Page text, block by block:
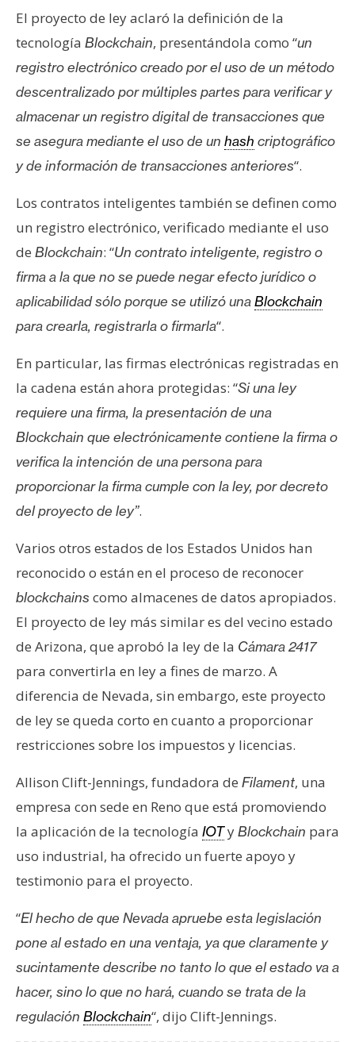
a
c
t
o
P
u
b
i
c
i
d
a
d
El proyecto de ley aclaró la definición de la
tecnología Blockchain, presentándola como “un
registro electrónico creado por el uso de un método
descentralizado por múltiples partes para verificar y
almacenar un registro digital de transacciones que
se asegura mediante el uso de un hash criptográfico
y de información de transacciones anteriores“.
Los contratos inteligentes también se definen como
un registro electrónico, verificado mediante el uso
de Blockchain: “Un contrato inteligente, registro o
firma a la que no se puede negar efecto jurídico o
aplicabilidad sólo porque se utilizó unaBlockchain
para crearla, registrarla o firmarla“.
En particular, las firmas electrónicas registradas en
la cadena están ahora protegidas: “Si una ley
requiere una firma, la presentación de una
Blockchain que electrónicamente contiene la firma o
verifica la intención de una persona para
proporcionar la firma cumple con la ley, por decreto
del proyecto de ley”.
Varios otros estados de los Estados Unidos han
reconocido o están en el proceso de reconocer
blockchains como almacenes de datos apropiados.
El proyecto de ley más similar es del vecino estado
de Arizona, que aprobó la ley de la Cámara 2417
para convertirla en ley a fines de marzo. A
diferencia de Nevada, sin embargo, este proyecto
de ley se queda corto en cuanto a proporcionar
restricciones sobre los impuestos y licencias.
Allison Clift-Jennings, fundadora de Filament, una
empresa con sede en Reno que está promoviendo
la aplicación de la tecnología IOTyBlockchain para
uso industrial, ha ofrecido un fuerte apoyo y
testimonio para el proyecto.
“El hecho de que Nevada apruebe esta legislación
pone al estado en una ventaja, ya que claramente y
sucintamente describe no tanto lo que el estado va a
hacer, sino lo que no hará, cuando se trata de la
regulación Blockchain“, dijo Clift-Jennings.